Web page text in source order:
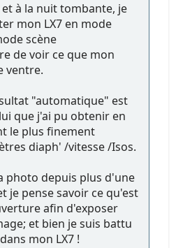
et à la nuit tombante, je
mon LX7 en mode
scène
de voir ce que mon
ventre.
"automatique" est
que j'ai pu obtenir en
le plus finement
diaph' /vitesse /Isos.
photo depuis plus d'une
je pense savoir ce qu'est
afin d'exposer
et bien je suis battu
mon LX7 !